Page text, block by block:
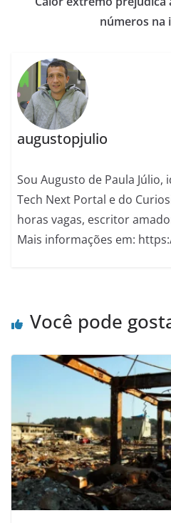
números na
augustopjulio
Sou Augusto de Paula
Tech Next Portal e do
horas vagas, escritor
Mais informações em:
Você pode